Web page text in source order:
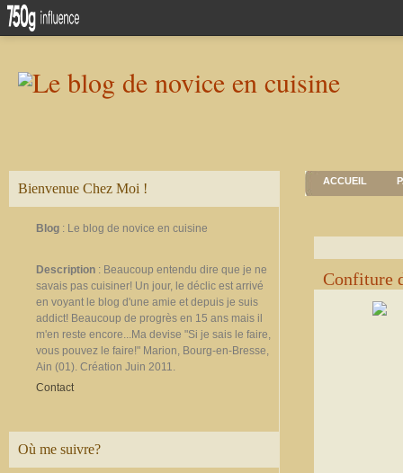
Bienvenue Chez Moi !
Blog : Le blog de novice en cuisine
Description : Beaucoup entendu dire que je ne
savais pas cuisiner! Un jour, le déclic est arrivé
en voyant le blog d'une amie et depuis je suis
addict! Beaucoup de progrès en 15 ans mais il
m'en reste encore...Ma devise "Si je sais le faire,
vous pouvez le faire!" Marion, Bourg-en-Bresse,
Ain (01). Création Juin 2011.
Contact
Où me suivre?
ACCUEIL
Confiture